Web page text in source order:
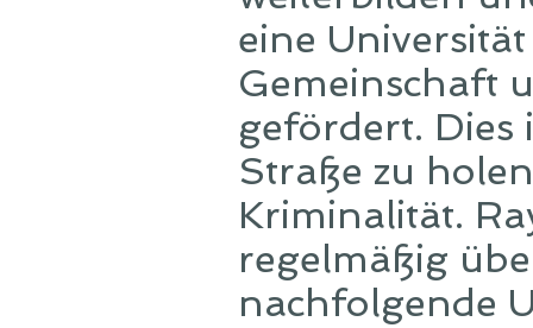
eine
Gemeinschaft
gefördert. Dies
Straße zu
Kriminalität.
regelmäßig
nachfolgende